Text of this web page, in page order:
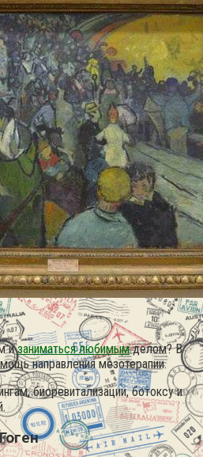
изаниматься любимымделом? В
направления мезотерапии.
биоревитализации, ботоксу и